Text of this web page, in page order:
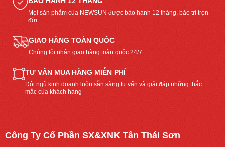
Mọi sản phẩm của NEWSUN được bảo hành 12 tháng, bảo trì trọn
đời
GIAO HÀNG TOÀN QUỐC
Chúng tôi nhận giao hàng toàn quốc 24/7
TƯ VẤN MUA HÀNG MIỄN PHÍ
Đội ngũ kinh doanh luôn sẵn sàng tư vấn và giải đáp những thắc
mắc của khách hàng
Công Ty Cổ Phần SX&XNK Tân Thái Sơn